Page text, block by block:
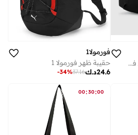
حقيبة ظهر قابلة للطي من فورمولا 1
فورمولا1
حقيبة ظهر فورمولا 1
د.ك24.6
37.16
-34%
00:30:00